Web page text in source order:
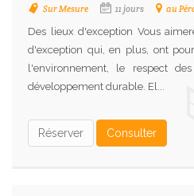
Sur Mesure 11 jours au
Des lieux d'exception Vous
d'exception qui, en plus, ont
l'environnement, le respect
développement durable. El...
Réserver Consulter